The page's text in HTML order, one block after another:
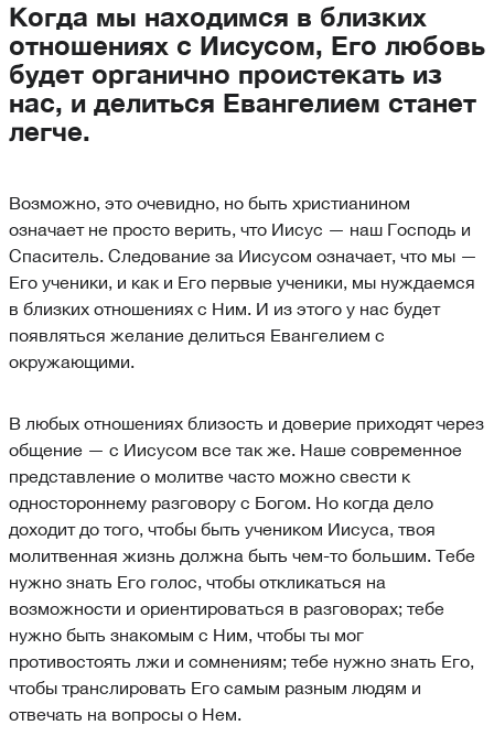
Когда мы находимся в близких
отношениях с Иисусом, Его любовь
будет органично проистекать из
нас, и делиться Евангелием станет
легче.
Возможно, это очевидно, но быть христианином
означает не просто верить, что Иисус — наш Господь и
Спаситель. Следование за Иисусом означает, что мы —
Его ученики, и как и Его первые ученики, мы нуждаемся
в близких отношениях с Ним. И из этого у нас будет
появляться желание делиться Евангелием с
окружающими.
В любых отношениях близость и доверие приходят через
общение — с Иисусом все так же. Наше современное
представление о молитве часто можно свести к
одностороннему разговору с Богом. Но когда дело
доходит до того, чтобы быть учеником Иисуса, твоя
молитвенная жизнь должна быть чем-то большим. Тебе
нужно знать Его голос, чтобы откликаться на
возможности и ориентироваться в разговорах; тебе
нужно быть знакомым с Ним, чтобы ты мог
противостоять лжи и сомнениям; тебе нужно знать Его,
чтобы транслировать Его самым разным людям и
отвечать на вопросы о Нем.